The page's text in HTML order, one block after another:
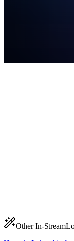
Other In-Stream